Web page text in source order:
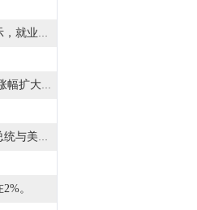
金十数据8月7日讯，美联储巴尔金表示，就业数据与一个处于疲弱平衡状态的就业市场非常吻合。当前就业市场更多体现为“低招聘、低裁员”的状态。（最新的）就业数据表现并不令人满意，但这就是目前的实际情况。可以说，当前就业市场处于“零增长至温和增长”的环境。巴尔金还称，企业的盈利表现相当强劲，并且保持良好增长，他正在关注企业盈利与就业市场之间的联系。
SpaceX(SPCX.O)股价持续走高，日内涨幅扩大至逾11%。
乌兹别克斯坦方面称，乌兹别克斯坦总统与美国总统特朗普通电话。
。